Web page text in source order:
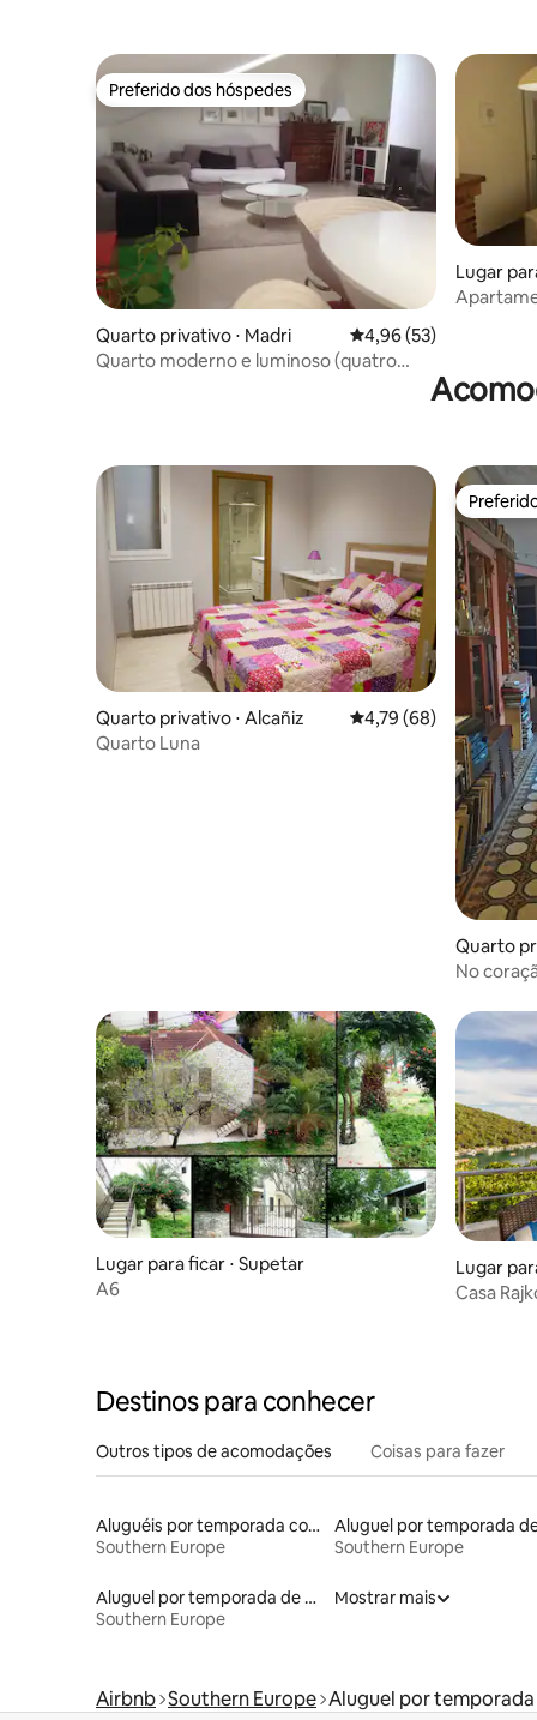
Preferido dos hóspedes
Preferido dos hóspedes
Quarto privativo ⋅ Madri 4,96 de uma avaliação
4,96 (53)
Quarto moderno e luminoso (quatro
Lugar
el
Quarto privativo ⋅ Alcañiz 4,79 de uma
4,79 (68)
Quarto Luna
Quarto
No
Lugar para ficar ⋅ Supetar
A6
Lugar
Casa Rajko ideal para famílias
Destinos para conhecer
Outros tipos de acomodações Coisas para fazer
Aluguéis por temporada com cama de altura acessível
Southern Europe
Southern Europe
Aluguel por temporada de casas de veraneio
Southern Europe
Mostrar mais
Airbnb Southern Europe Aluguel por